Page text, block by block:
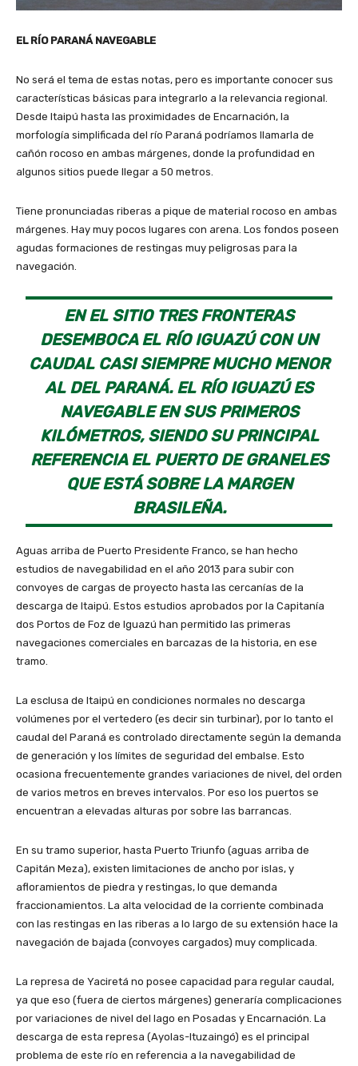
EL RÍO PARANÁ NAVEGABLE
No será el tema de estas notas, pero es importante conocer sus
características básicas para integrarlo a la relevancia regional.
Desde Itaipú hasta las proximidades de Encarnación, la
morfología simplificada del río Paraná podríamos llamarla de
cañón rocoso en ambas márgenes, donde la profundidad en
algunos sitios puede llegar a 50 metros.
Tiene pronunciadas riberas a pique de material rocoso en ambas
márgenes. Hay muy pocos lugares con arena. Los fondos poseen
agudas formaciones de restingas muy peligrosas para la
navegación.
EN EL SITIO TRES FRONTERAS
DESEMBOCA EL RÍO IGUAZÚ CON UN
CAUDAL CASI SIEMPRE MUCHO MENOR
AL DEL PARANÁ. EL RÍO IGUAZÚ ES
NAVEGABLE EN SUS PRIMEROS
KILÓMETROS, SIENDO SU PRINCIPAL
REFERENCIA EL PUERTO DE GRANELES
QUE ESTÁ SOBRE LA MARGEN
BRASILEÑA.
Aguas arriba de Puerto Presidente Franco, se han hecho
estudios de navegabilidad en el año 2013 para subir con
convoyes de cargas de proyecto hasta las cercanías de la
descarga de Itaipú. Estos estudios aprobados por la Capitanía
dos Portos de Foz de Iguazú han permitido las primeras
navegaciones comerciales en barcazas de la historia, en ese
tramo.
La esclusa de Itaipú en condiciones normales no descarga
volúmenes por el vertedero (es decir sin turbinar), por lo tanto el
caudal del Paraná es controlado directamente según la demanda
de generación y los límites de seguridad del embalse. Esto
ocasiona frecuentemente grandes variaciones de nivel, del orden
de varios metros en breves intervalos. Por eso los puertos se
encuentran a elevadas alturas por sobre las barrancas.
En su tramo superior, hasta Puerto Triunfo (aguas arriba de
Capitán Meza), existen limitaciones de ancho por islas, y
afloramientos de piedra y restingas, lo que demanda
fraccionamientos. La alta velocidad de la corriente combinada
con las restingas en las riberas a lo largo de su extensión hace la
navegación de bajada (convoyes cargados) muy complicada.
La represa de Yaciretá no posee capacidad para regular caudal,
ya que eso (fuera de ciertos márgenes) generaría complicaciones
por variaciones de nivel del lago en Posadas y Encarnación. La
descarga de esta represa (Ayolas-Ituzaingó) es el principal
problema de este río en referencia a la navegabilidad de